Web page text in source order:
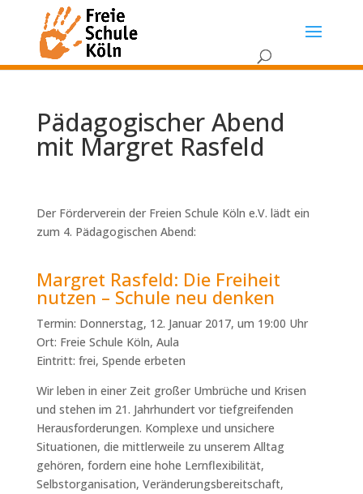
Pädagogischer Abend
mit Margret Rasfeld
Der Förderverein der Freien Schule Köln e.V. lädt ein
zum 4. Pädagogischen Abend:
Margret Rasfeld: Die Freiheit
nutzen – Schule neu denken
Termin: Donnerstag, 12. Januar 2017, um 19:00 Uhr
Ort: Freie Schule Köln, Aula
Eintritt: frei, Spende erbeten
Wir leben in einer Zeit großer Umbrüche und Krisen
und stehen im 21. Jahrhundert vor tiefgreifenden
Herausforderungen. Komplexe und unsichere
Situationen, die mittlerweile zu unserem Alltag
gehören, fordern eine hohe Lernflexibilität,
Selbstorganisation, Veränderungsbereitschaft,